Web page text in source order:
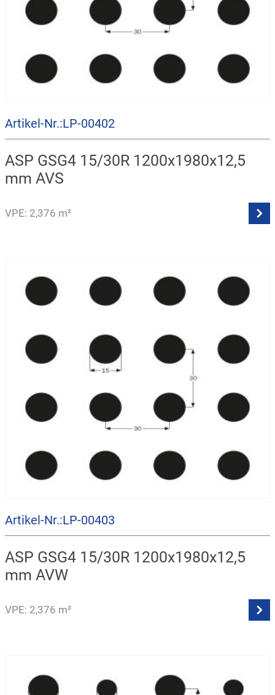
Artikel-Nr.:LP-00402
ASP GSG4 15/30R 1200x1980x12,5
mm AVS
VPE: 2,376 m²
Artikel-Nr.:LP-00403
ASP GSG4 15/30R 1200x1980x12,5
mm AVW
VPE: 2,376 m²